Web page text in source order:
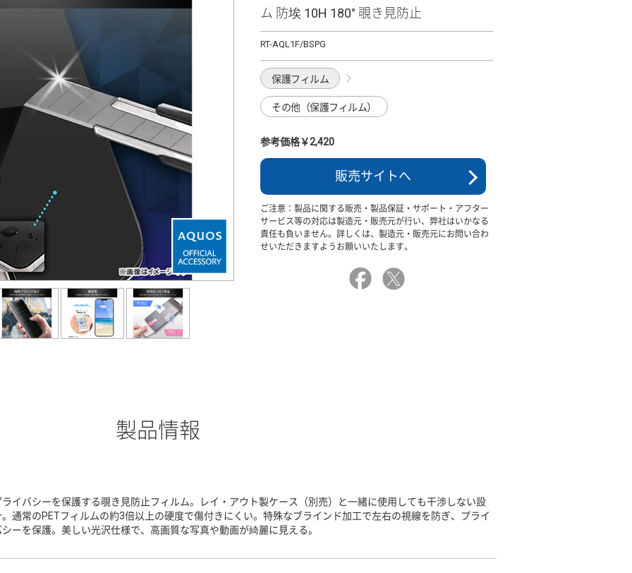
ム 防埃 10H 180° 覗き見防止
RT-AQL1F/BSPG
保護フィルム
その他（保護フィルム）
参考価格￥2,420
販売サイトへ
ご注意：製品に関する販売・製品保証・サポート・アフター
サービス等の対応は製造元・販売元が行い、弊社はいかなる
責任も負いません。詳しくは、製造元・販売元にお問い合わ
せいただきますようお願いいたします。
製品情報
ライバシーを保護する覗き見防止フィルム。レイ・アウト製ケース（別売）と一緒に使用しても干渉しない設
。通常のPETフィルムの約3倍以上の硬度で傷付きにくい。特殊なブラインド加工で左右の視線を防ぎ、プライ
シーを保護。美しい光沢仕様で、高画質な写真や動画が綺麗に見える。